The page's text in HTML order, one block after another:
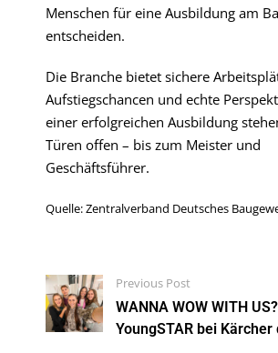
Menschen für eine Ausbildung am
entscheiden.
Die Branche bietet sichere
Aufstiegschancen und echte
einer erfolgreichen Ausbildung
Türen offen – bis zum Meister und
Geschäftsführer.
Quelle: Zentralverband Deutsches
Previous Post
WANNA WOW WITH
YoungSTAR bei Kärcher